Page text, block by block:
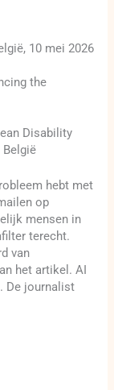
10 mei 2026
the
Disability
België
hebt met
op
mensen in
terecht.
van
het artikel. AI
De journalist